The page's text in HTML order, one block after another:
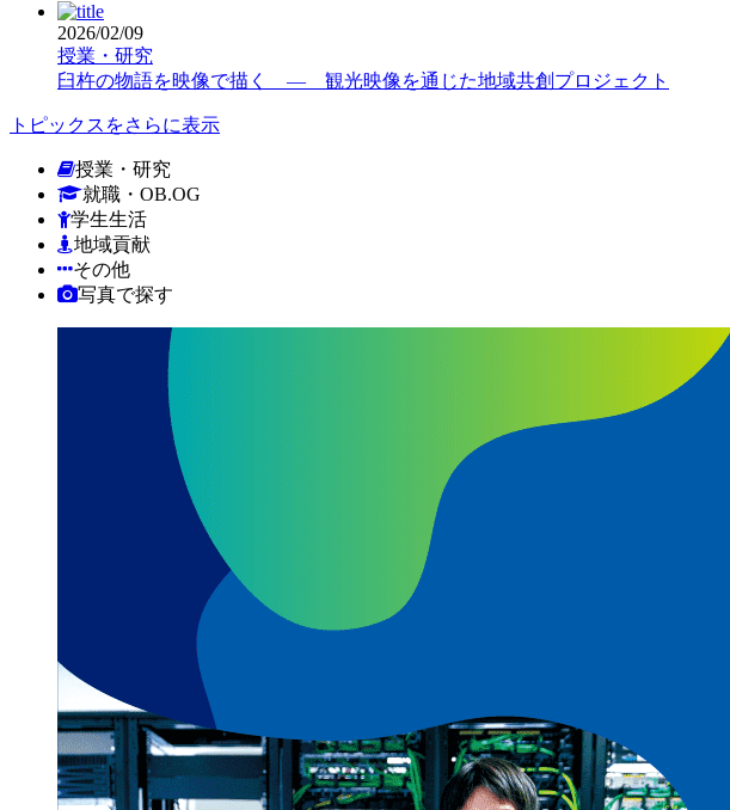
2026/02/09
授業・研究
臼杵の物語を映像で描く ― 観光映像を通じた地域共創プロジェクト
トピックスをさらに表示
授業・研究
就職・OB.OG
学生生活
地域貢献
その他
写真で探す